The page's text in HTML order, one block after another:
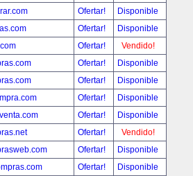
Ofertar!
Disponible
Ofertar!
Disponible
Ofertar!
Vendido!
Ofertar!
Disponible
Ofertar!
Disponible
Ofertar!
Disponible
Ofertar!
Disponible
Ofertar!
Vendido!
Ofertar!
Disponible
Ofertar!
Disponible